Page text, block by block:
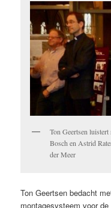
Ton Geertsen
Bosch en Astrid
der Meer
Ton Geertsen bedacht
montagesysteem voor